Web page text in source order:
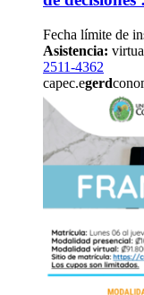
Fecha límite de
Asistencia:
2511-4362
capec.egerd